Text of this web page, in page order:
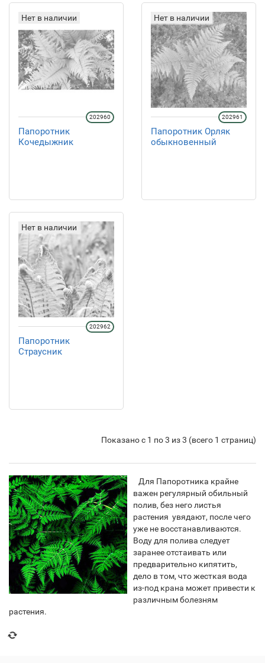
Нет в наличии
Папоротник
Кочедыжник
202960
Нет в наличии
Папоротник Орляк
обыкновенный
202961
Нет в наличии
Папоротник
Страусник
202962
Показано с 1 по 3 из 3 (всего 1 страниц)
Для Папоротника крайне
важен регулярный обильный
полив, без него листья
растения увядают, после чего
уже не восстанавливаются.
Воду для полива следует
заранее отстаивать или
предварительно кипятить,
дело в том, что жесткая вода
из-под крана может привести к
различным болезням
растения.